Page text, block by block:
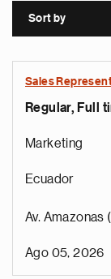
Sort by
Sales
Regular, Full
Marketing
Ecuador
Av. Amazonas
Ago 05, 2026